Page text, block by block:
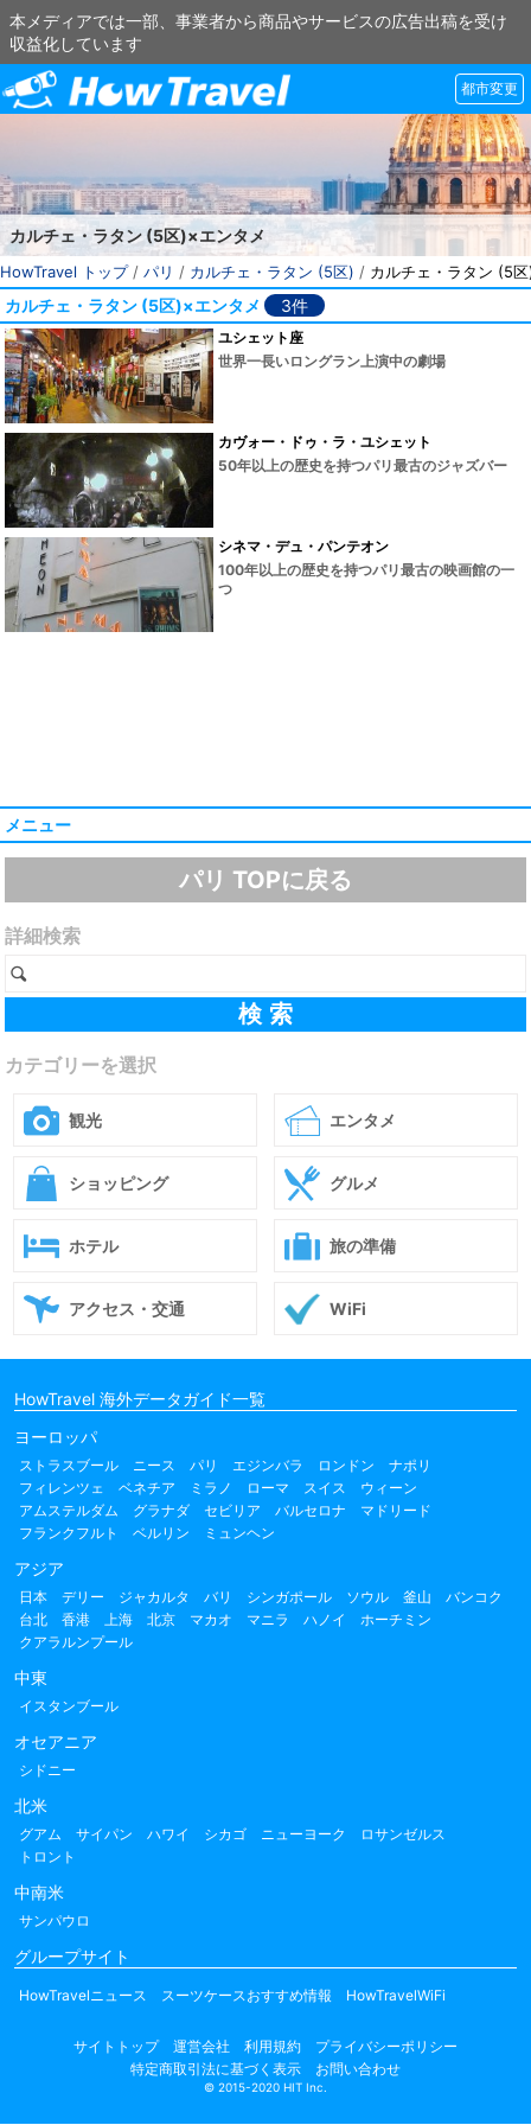
本メディアでは一部、事業者から商品やサービスの広告出稿を受け
収益化しています
都市変更
カルチェ・ラタン (5区)×エンタメ
HowTravel トップ/ パリ / カルチェ・ラタン (5区) / カルチェ・ラタン (5
カルチェ・ラタン (5区)×エンタメ 3件
ユシェット座
世界一長いロングラン上演中の劇場
カヴォー・ドゥ・ラ・ユシェット
50年以上の歴史を持つパリ最古のジャズバー
シネマ・デュ・パンテオン
100年以上の歴史を持つパリ最古の映画館の一
つ
メニュー
パリ TOPに戻る
詳細検索
カテゴリーを選択
観光 エンタメ
ショッピング グルメ
ホテル 旅の準備
アクセス・交通 WiFi
HowTravel 海外データガイド一覧
ヨーロッパ
ストラスブール ニース パリ エジンバラ ロンドン
ナポリ
フィレンツェ
ベネチア ミラノ ローマ スイス
ウィーン
アムステルダム
グラナダ セビリア バルセロナ
マドリード
フランクフルト
ベルリン ミュンヘン
アジア
日本 デリー ジャカルタ バリ シンガポール ソウル 釜山
バンコク
台北
香港 上海 北京 マカオ マニラ ハノイ
ホーチミン
クアラルンプール
中東
イスタンブール
オセアニア
シドニー
北米
グアム サイパン ハワイ シカゴ ニューヨーク
ロサンゼルス
トロント
中南米
サンパウロ
グループサイト
HowTravelニュース スーツケースおすすめ情報 HowTravelWiFi
サイトトップ 運営会社 利用規約
プライバシーポリシー
特定商取引法に基づく表示
お問い合わせ
© 2015-2020 HIT Inc.